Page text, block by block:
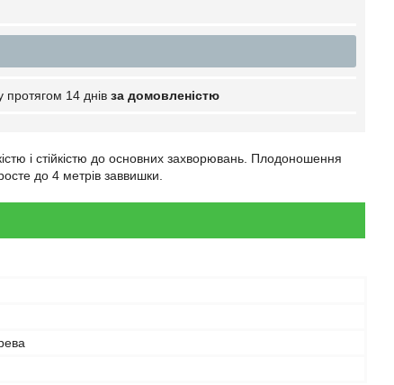
протягом 14 днів за домовленістю
і стійкістю до основних захворювань. Плодоношення
до 4 метрів заввишки.